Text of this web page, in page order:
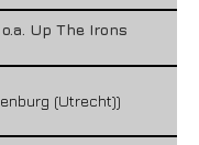
Up The Irons
(Utrecht))